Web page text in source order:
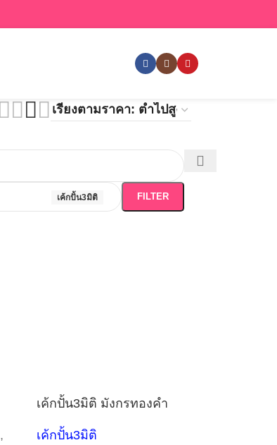
เค้กปั้น3มิติ FILTER
,
เค้กปั้น3มิติ มังกรทองคำ
เค้กปั้น3มิติ